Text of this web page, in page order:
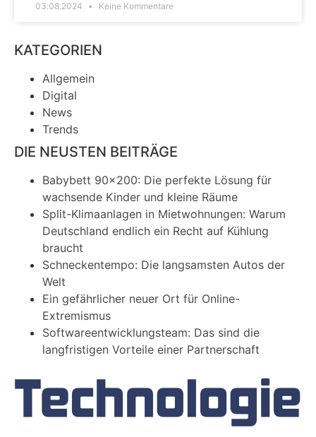
03.08.2024 Keine Kommentare
KATEGORIEN
Allgemein
Digital
News
Trends
DIE NEUSTEN BEITRÄGE
Babybett 90×200: Die perfekte Lösung für
wachsende Kinder und kleine Räume
Split-Klimaanlagen in Mietwohnungen: Warum
Deutschland endlich ein Recht auf Kühlung
braucht
Schneckentempo: Die langsamsten Autos der
Welt
Ein gefährlicher neuer Ort für Online-
Extremismus
Softwareentwicklungsteam: Das sind die
langfristigen Vorteile einer Partnerschaft